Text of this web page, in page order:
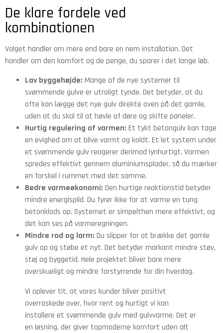
De klare fordele ved
kombinationen
Valget handler om mere end bare en nem installation. Det
handler om den komfort og de penge, du sparer i det lange løb.
Lav byggehøjde: Mange af de nye systemer til
svømmende gulve er utroligt tynde. Det betyder, at du
ofte kan lægge det nye gulv direkte oven på det gamle,
uden at du skal til at høvle af døre og skifte paneler.
Hurtig regulering af varmen: Et tykt betongulv kan tage
en evighed om at blive varmt og koldt. Et let system under
et svømmende gulv reagerer derimod lynhurtigt. Varmen
spredes effektivt gennem aluminiumsplader, så du mærker
en forskel i rummet med det samme.
Bedre varmeøkonomi: Den hurtige reaktionstid betyder
mindre energispild. Du fyrer ikke for at varme en tung
betonklods op. Systemet er simpelthen mere effektivt, og
det kan ses på varmeregningen.
Mindre rod og larm: Du slipper for at brække det gamle
gulv op og støbe et nyt. Det betyder markant mindre støv,
støj og byggetid. Hele projektet bliver bare mere
overskueligt og mindre forstyrrende for din hverdag.
Vi oplever tit, at vores kunder bliver positivt
overraskede over, hvor rent og hurtigt vi kan
installere et svømmende gulv med gulvvarme. Det er
en løsning, der giver topmoderne komfort uden alt